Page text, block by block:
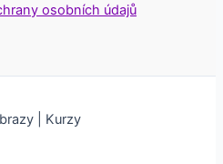
osobních údajů
| Kurzy